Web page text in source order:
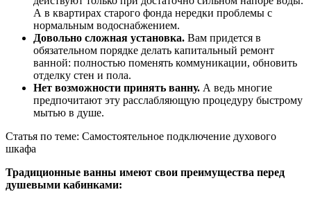
А в квартирах старого фонда нередки проблемы с
нормальным водоснабжением.
Довольно сложная установка. Вам придется в
обязательном порядке делать капитальный ремонт
ванной: полностью поменять коммуникации, обновить
отделку стен и пола.
Нет возможности принять ванну. А ведь многие
предпочитают эту расслабляющую процедуру быстрому
мытью в душе.
Статья по теме: Самостоятельное подключение духового
шкафа
Традиционные ванны имеют свои преимущества перед
душевыми кабинками: